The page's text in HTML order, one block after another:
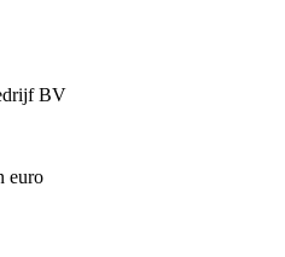
BV
euro